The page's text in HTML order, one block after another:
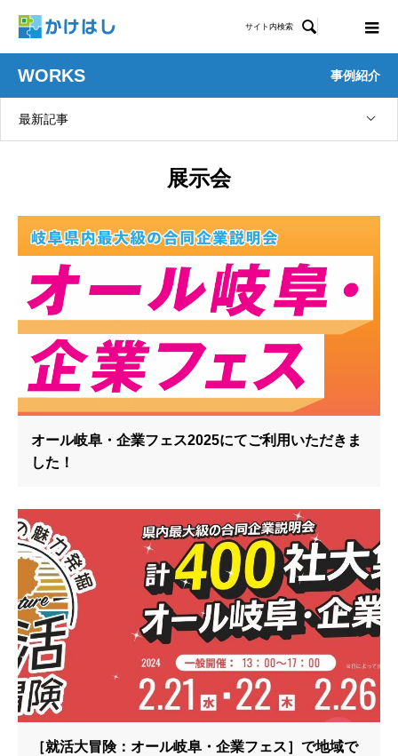
サイト内検索 
WORKS 事例紹介
最新記事
展示会
オール岐阜・企業フェス2025にてご利用いただきま
した！
［就活大冒険：オール岐阜・企業フェス］で地域で